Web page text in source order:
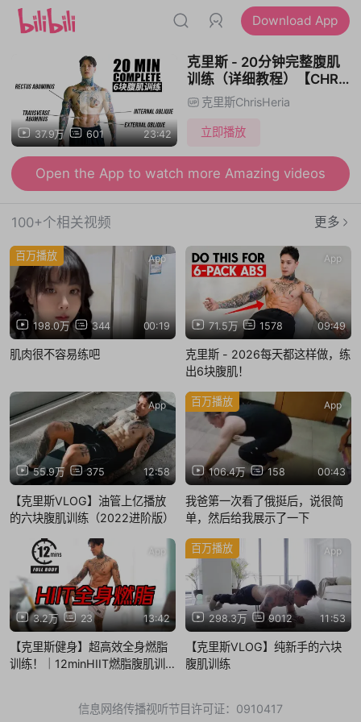
Download App
37.9万 601 23:42
克里斯 - 20分钟完整腹肌
训练（详细教程）【CHRIS
HERIA】
克里斯ChrisHeria
立即播放
Open the App to watch more Amazing videos
100+个相关视频 更多
198.0万 344 00:19
百万播放 App
肌肉很不容易练吧
71.5万 1578 09:49
App
克里斯 - 2026每天都这样做，练
出6块腹肌！
55.9万 375 12:58
App
【克里斯VLOG】油管上亿播放
的六块腹肌训练（2022进阶版）
106.4万 158 00:43
百万播放 App
我爸第一次看了俄挺后，说很简
单，然后给我展示了一下
3.2万 23 13:42
App
【克里斯健身】超高效全身燃脂
训练！｜12minHIIT燃脂腹肌训
298.3万 9012 11:53
百万播放 App
【克里斯VLOG】纯新手的六块
腹肌训练
信息网络传播视听节目许可证：0910417